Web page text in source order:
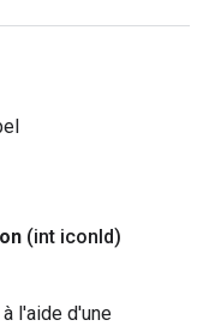
(int iconId)
l'aide d'une